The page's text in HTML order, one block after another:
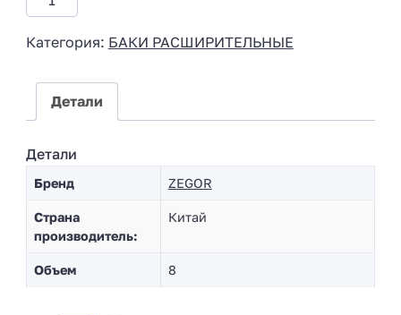
Категория: БАКИ РАСШИРИТЕЛЬНЫЕ
Детали
Детали
Бренд ZEGOR
Страна
производитель:
Китай
Объем 8